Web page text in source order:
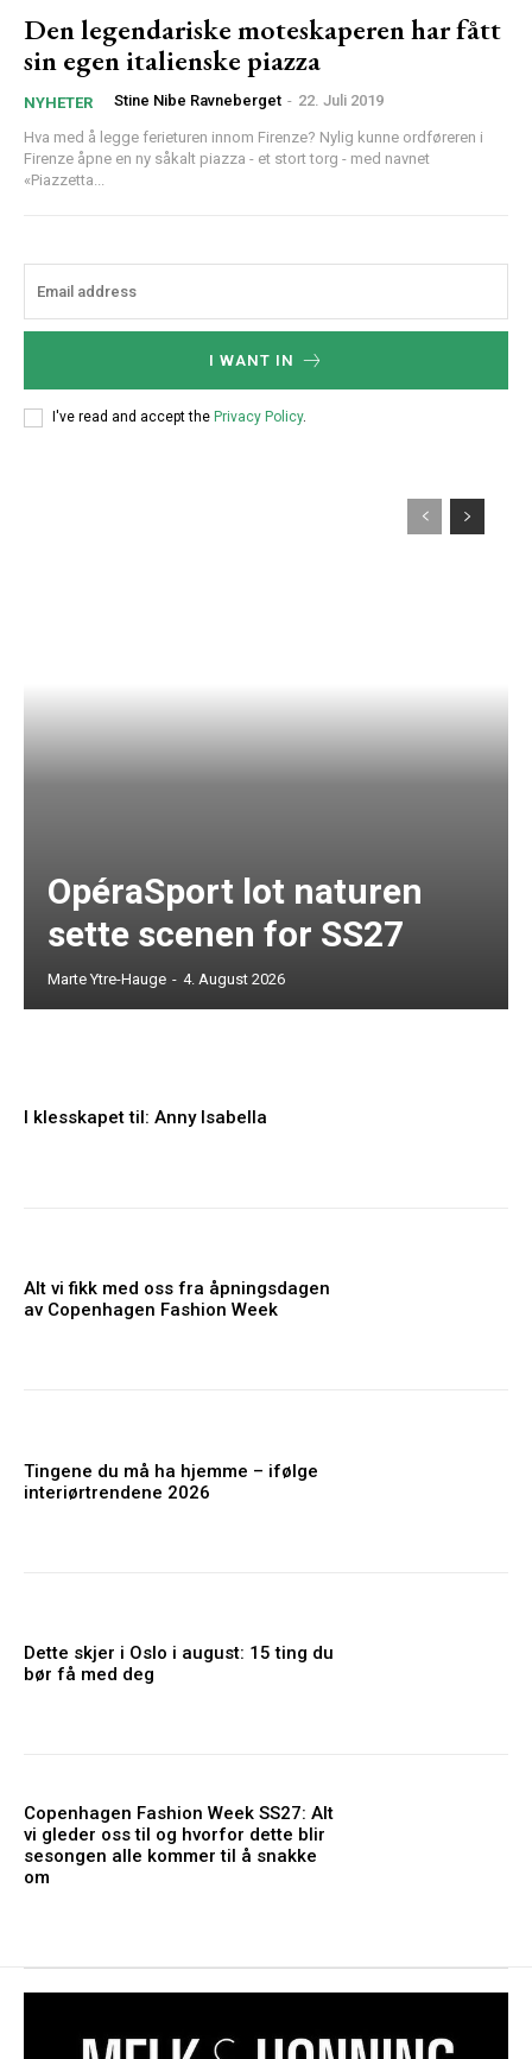
Den legendariske moteskaperen har fått
sin egen italienske piazza
NYHETER Stine Nibe Ravneberget - 22. Juli 2019
Hva med å legge ferieturen innom Firenze? Nylig kunne ordføreren i
Firenze åpne en ny såkalt piazza - et stort torg - med navnet
«Piazzetta...
I WANT IN
I've read and accept the Privacy Policy.
OpéraSport lot naturen
sette scenen for SS27
Marte Ytre-Hauge - 4. August 2026
I klesskapet til: Anny Isabella
Alt vi fikk med oss fra åpningsdagen
av Copenhagen Fashion Week
Tingene du må ha hjemme – ifølge
interiørtrendene 2026
Dette skjer i Oslo i august: 15 ting du
bør få med deg
Copenhagen Fashion Week SS27: Alt
vi gleder oss til og hvorfor dette blir
sesongen alle kommer til å snakke
om